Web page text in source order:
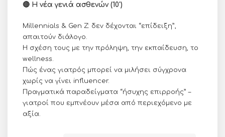
🔴 H νέα γενιά ασθενών (10')
Millennials & Gen Z: δεν δέχονται “επίδειξη”,
απαιτούν διάλογο.
Η σχέση τους με την πρόληψη, την εκπαίδευση, το
wellness.
Πώς ένας γιατρός μπορεί να μιλήσει σύγχρονα
χωρίς να γίνει influencer.
Πραγματικά παραδείγματα “ήσυχης επιρροής” –
γιατροί που εμπνέουν μέσα από περιεχόμενο με
αξία.